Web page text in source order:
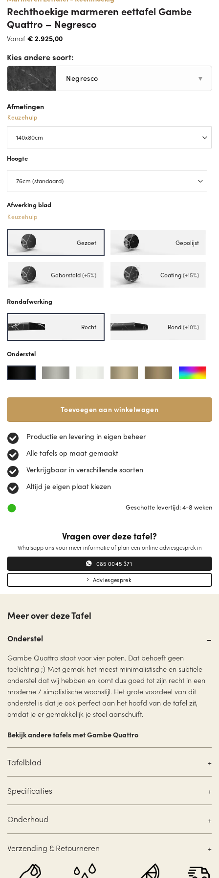
Rechthoekige marmeren eettafel Gambe
Quattro – Negresco
Vanaf€ 2.925,00
Kies andere soort:
Negresco ▼
Afmetingen
Keuzehulp
Hoogte
Afwerking blad
Keuzehulp
Gezoet Gepolijst
Geborsteld(+5%) Coating(+15%)
Randafwerking
Recht Rond(+10%)
Onderstel
Toevoegen aan winkelwagen
Productie en levering in eigen beheer
Alle tafels op maat gemaakt
Verkrijgbaar in verschillende soorten
Altijd je eigen plaat kiezen
Geschatte levertijd: 4-8 weken
Vragen over deze tafel?
Whatsapp ons voor meer informatie of plan een online adviesgesprek in
085 0045 371
Adviesgesprek
Meer over deze Tafel
Onderstel
Gambe Quattro staat voor vier poten. Dat behoeft geen
toelichting ;) Met gemak het meest minimalistische en subtiele
onderstel dat wij hebben en komt dus goed tot zijn recht in een
moderne / simplistische woonstijl. Het grote voordeel van dit
onderstel is dat je ook perfect aan het hoofd van de tafel zit,
omdat je er gemakkelijk je stoel aanschuift.
Bekijk andere tafels met Gambe Quattro
Tafelblad
Specificaties
Onderhoud
Verzending & Retourneren